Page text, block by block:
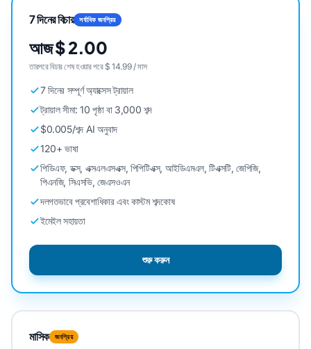
7 দিনের বিচার সর্বাধিক জনপ্রিয়
আজ $ 2.00
তারপরে বিচার শেষ হওয়ার পরে $ 14.99 / মাস
7 দিনের সম্পূর্ণ অ্যাক্সেস ট্রায়াল
ট্রায়াল সীমা: 10 পৃষ্ঠা বা 3,000 শব্দ
$0.005/শব্দ AI অনুবাদ
120+ ভাষা
পিডিএফ, ডক্স, এক্সএলএসএক্স, পিপিটিএক্স, আইডিএমএল, টিএক্সটি, জেপিজি,
পিএনজি, সিএসভি, জেএসওএন
দলগতভাবে প্রবেশাধিকার এবং কাস্টম শব্দকোষ
ইমেইল সহায়তা
শুরু করুন
মাসিক জনপ্রিয়